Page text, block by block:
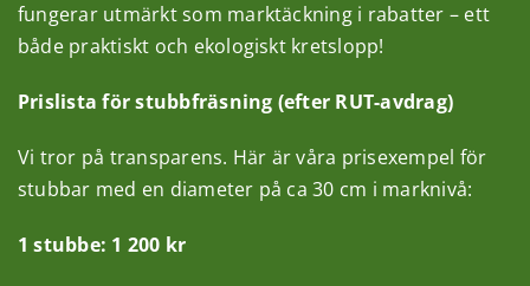
fungerar utmärkt som marktäckning i rabatter – ett
både praktiskt och ekologiskt kretslopp!
Prislista för stubbfräsning (efter RUT-avdrag)
Vi tror på transparens. Här är våra prisexempel för
stubbar med en diameter på ca 30 cm i marknivå:
1 stubbe: 1 200 kr